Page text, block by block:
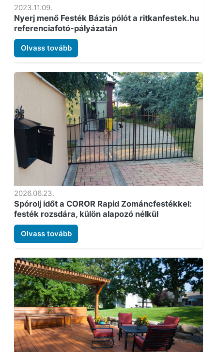
2023.11.09.
Nyerj menő Festék Bázis pólót a ritkanfestek.hu
referenciafotó-pályázatán
Olvass tovább
2026.06.23.
Spórolj időt a COROR Rapid Zománcfestékkel:
festék rozsdára, külön alapozó nélkül
Olvass tovább